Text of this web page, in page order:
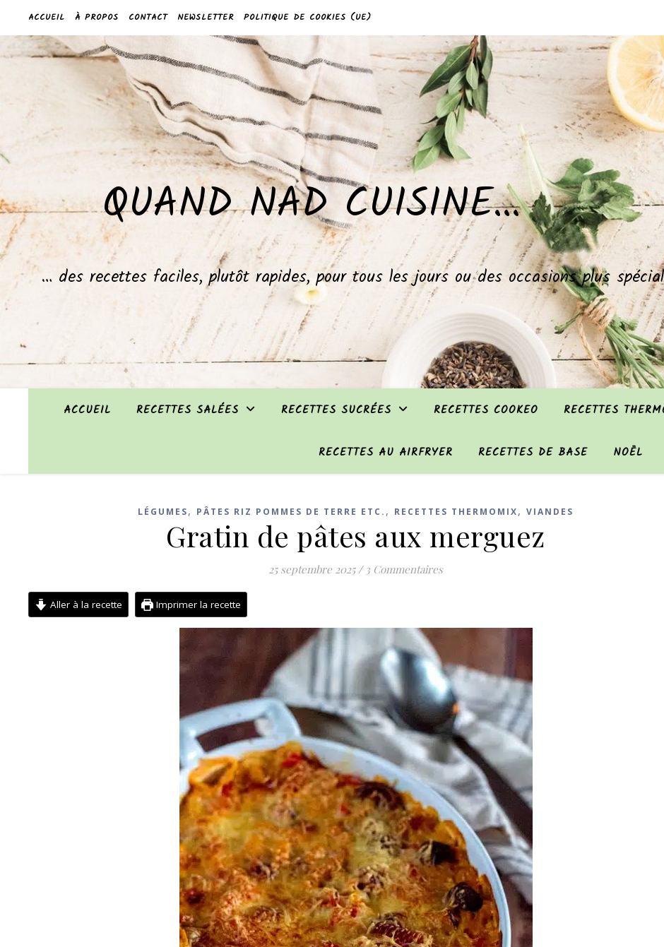
ACCUEIL À PROPOS CONTACT NEWSLETTER POLITIQUE DE COOKIES (UE)
QUAND NAD CUISINE…
… des recettes faciles, plutôt rapides, pour tous les jours ou des occasions plus
ACCUEIL RECETTES SALÉES RECETTES SUCRÉES RECETTES COOKEO RECETTES
RECETTES AU AIRFRYER RECETTES DE BASE NOËL
LÉGUMES, PÂTES RIZ POMMES DE TERRE ETC. , RECETTES THERMOMIX, VIANDES
Gratin de pâtes aux merguez
25 septembre 2025 / 3 Commentaires
Aller à la recette Imprimer la recette